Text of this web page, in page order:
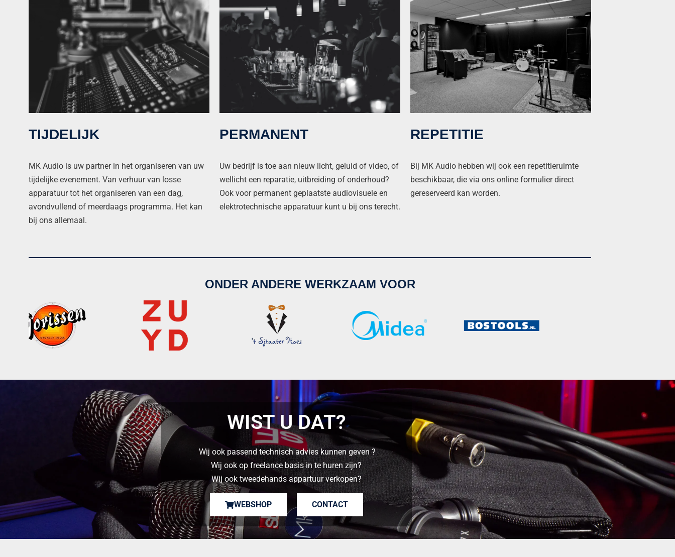
TIJDELIJK
MK Audio is uw partner in het organiseren van uw
tijdelijke evenement. Van verhuur van losse
apparatuur tot het organiseren van een dag,
avondvullend of meerdaags programma. Het kan
bij ons allemaal.
PERMANENT
Uw bedrijf is toe aan nieuw licht, geluid of video, of
wellicht een reparatie, uitbreiding of onderhoud?
Ook voor permanent geplaatste audiovisuele en
elektrotechnische apparatuur kunt u bij ons terecht.
REPETITIE
Bij MK Audio hebben wij ook een repetitieruimte
beschikbaar, die via ons online formulier direct
gereserveerd kan worden.
ONDER ANDERE WERKZAAM VOOR
WIST U DAT?
Wij ook passend technisch advies kunnen geven ?
Wij ook op freelance basis in te huren zijn?
Wij ook tweedehands appartuur verkopen?
WEBSHOP CONTACT